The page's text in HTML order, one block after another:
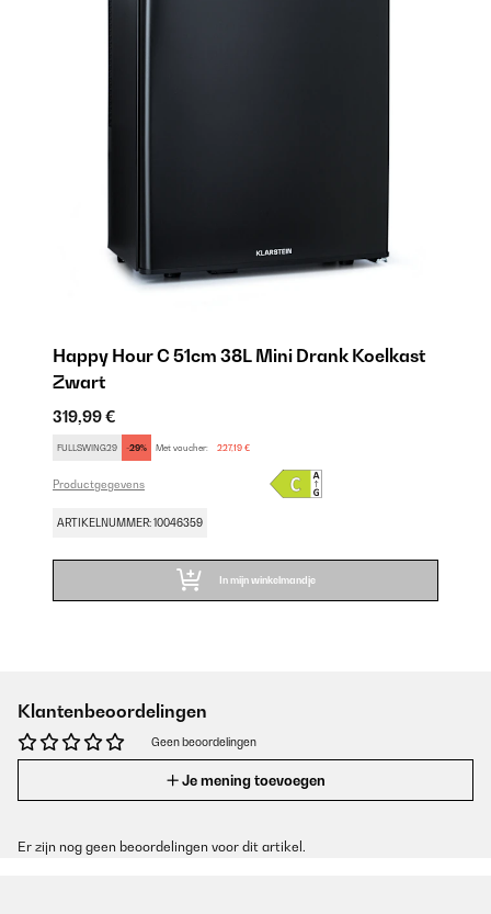
Happy Hour C 51cm 38L Mini Drank Koelkast
Zwart
319,99 €
FULLSWING29 -29% Met voucher: 227,19 €
Productgegevens
ARTIKELNUMMER: 10046359
In mijn winkelmandje
Klantenbeoordelingen
Geen beoordelingen
Je mening toevoegen
Er zijn nog geen beoordelingen voor dit artikel.